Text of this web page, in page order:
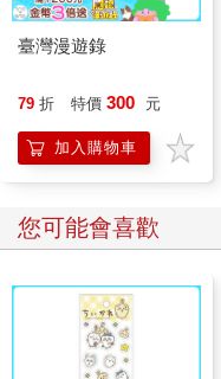
臺灣漫遊錄
79 折 特價 300 元
加入購物車
您可能會喜歡